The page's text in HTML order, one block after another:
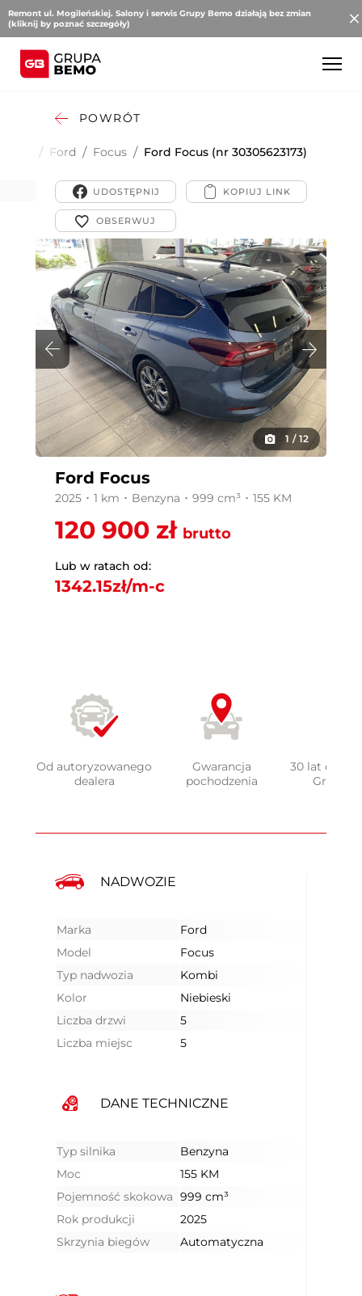
Remont ul. Mogileńskiej. Salony i serwis Grupy Bemo działają bez zmian
(kliknij by poznać szczegóły)
POWRÓT
/ Ford / Focus / Ford Focus (nr 30305623173)
1 / 12
UDOSTĘPNIJ
Od autoryzowanego
dealera
Gwarancja
pochodzenia
30 lat
Grupy
NADWOZIE
Marka
Ford
Model
Focus
Typ nadwozia
Kombi
Kolor
Niebieski
Liczba drzwi
5
Liczba miejsc
5
DANE TECHNICZNE
Typ silnika
Benzyna
Moc
155 KM
Pojemność skokowa 999 cm³
Rok produkcji
2025
Skrzynia biegów
Automatyczna
Ford Focus
2025 ･ 1 km ･ Benzyna ･ 999 cm³ ･ 155 KM
120 900 zł brutto
Lub w ratach od:
1342.15zł/m-c